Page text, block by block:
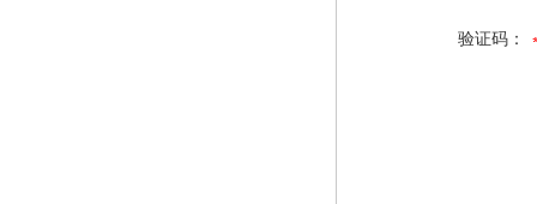
验证码：